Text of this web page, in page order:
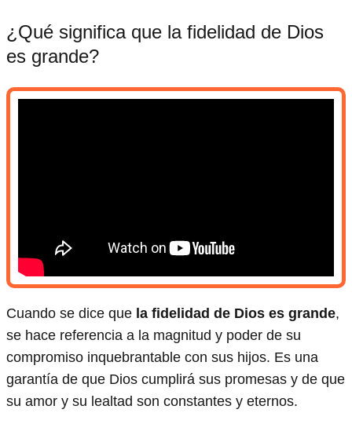
¿Qué significa que la fidelidad de Dios
es grande?
Cuando se dice que la fidelidad de Dios es grande,
se hace referencia a la magnitud y poder de su
compromiso inquebrantable con sus hijos. Es una
garantía de que Dios cumplirá sus promesas y de que
su amor y su lealtad son constantes y eternos.